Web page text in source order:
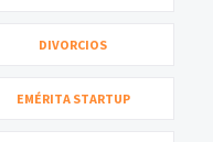
DIVORCIOS
EMÉRITA STARTUP